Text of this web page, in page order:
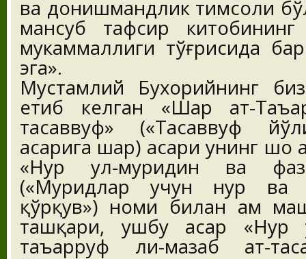
ва донишмандлик тимсоли
мансуб тафсир
мукаммаллиги тўғрисида
эга».
Мустамлий Бухорийнинг
етиб келган «Шарҳ ат-
тасаввуф» («Тасаввуф
асарига шарҳ) асари унинг
«Нур ул-муридин ва
(«Муридлар учун нур ва
қўрқув») номи билан ҳам
ташқари, ушбу асар «Нур
таъарруф ли-мазҳаб ат-